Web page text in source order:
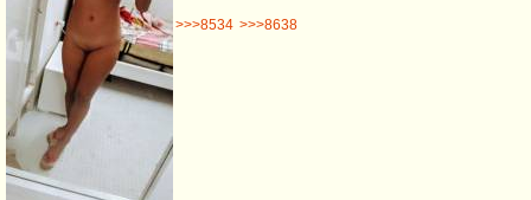
>>>8534 >>>8638